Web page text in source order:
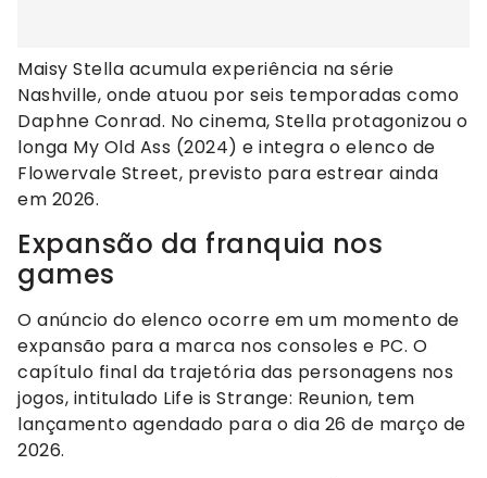
Maisy Stella acumula experiência na série
Nashville, onde atuou por seis temporadas como
Daphne Conrad. No cinema, Stella protagonizou o
longa My Old Ass (2024) e integra o elenco de
Flowervale Street, previsto para estrear ainda
em 2026.
Expansão da franquia nos
games
O anúncio do elenco ocorre em um momento de
expansão para a marca nos consoles e PC. O
capítulo final da trajetória das personagens nos
jogos, intitulado Life is Strange: Reunion, tem
lançamento agendado para o dia 26 de março de
2026.